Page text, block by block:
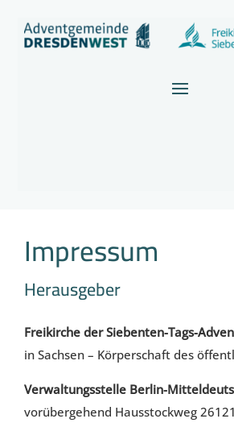
Impressum
Herausgeber
Freikirche der Siebenten-Tags-
in Sachsen – Körperschaft des
Verwaltungsstelle Berlin-
vorübergehend Hausstockweg